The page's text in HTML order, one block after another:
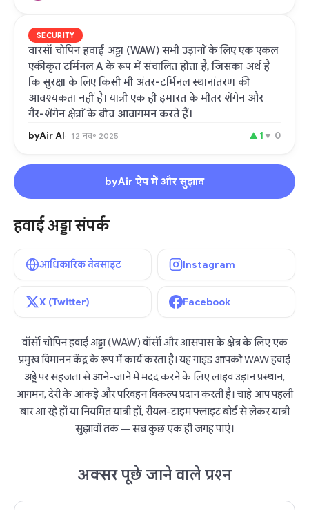
SECURITY
वारसॉ चोपिन हवाई अड्डा (WAW) सभी उड़ानों के लिए एक एकल
एकीकृत टर्मिनल A के रूप में संचालित होता है, जिसका अर्थ है
कि सुरक्षा के लिए किसी भी अंतर-टर्मिनल स्थानांतरण की
आवश्यकता नहीं है। यात्री एक ही इमारत के भीतर शेंगेन और
गैर-शेंगेन क्षेत्रों के बीच आवागमन करते हैं।
byAir AI 12 नव॰ 2025 ▲ 1 ▼ 0
byAir ऐप में और सुझाव
हवाई अड्डा संपर्क
आधिकारिक वेबसाइट Instagram
X (Twitter) Facebook
वॉर्सॉ चोपिन हवाई अड्डा (WAW) वॉर्सॉ और आसपास के क्षेत्र के लिए एक
प्रमुख विमानन केंद्र के रूप में कार्य करता है। यह गाइड आपको WAW हवाई
अड्डे पर सहजता से आने-जाने में मदद करने के लिए लाइव उड़ान प्रस्थान,
आगमन, देरी के आंकड़े और परिवहन विकल्प प्रदान करती है। चाहे आप पहली
बार आ रहे हों या नियमित यात्री हों, रीयल-टाइम फ्लाइट बोर्ड से लेकर यात्री
सुझावों तक — सब कुछ एक ही जगह पाएं।
अक्सर पूछे जाने वाले प्रश्न